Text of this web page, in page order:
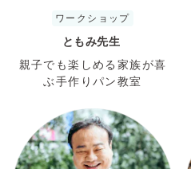
ワークショップ
ともみ先生
親子でも楽しめる家族が喜
ぶ手作りパン教室